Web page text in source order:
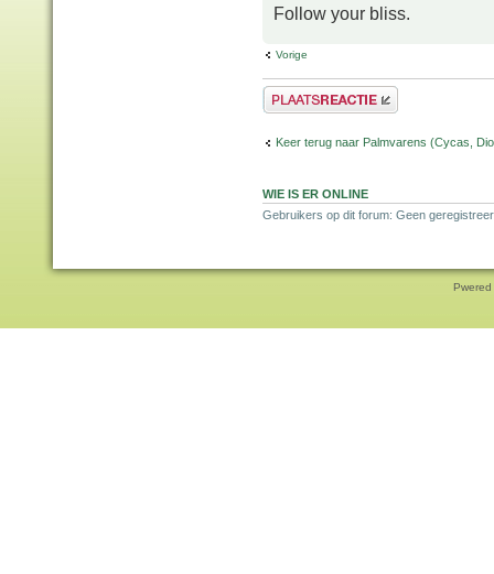
Follow your bliss.
Vorige
Plaats een reactie
Keer terug naar Palmvarens (Cycas,
WIE IS ER ONLINE
Gebruikers op dit forum: Geen